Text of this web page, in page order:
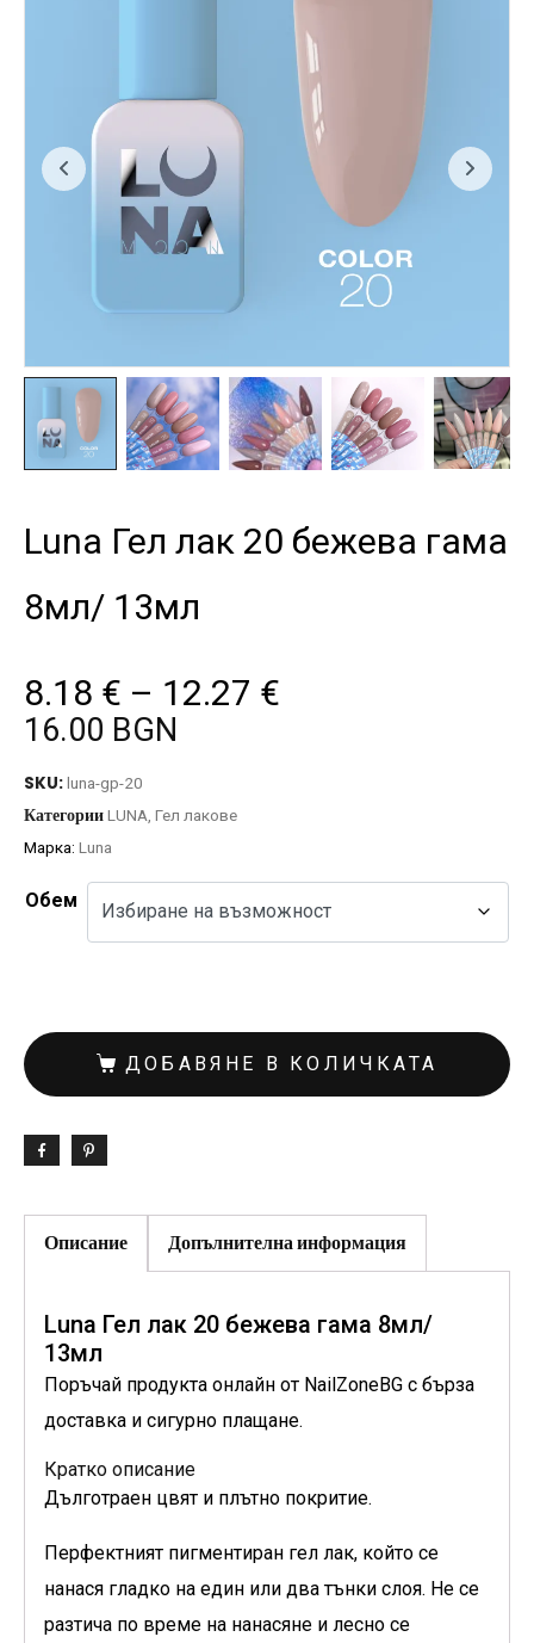
Luna Гел лак 20 бежева гама
8мл/ 13мл
8.18 € – 12.27 €
16.00 BGN
SKU:luna-gp-20
КатегорииLUNA Гел лакове
Марка: Luna
Обем
ДОБАВЯНЕ В КОЛИЧКАТА
Описание Допълнителна информация
Luna Гел лак 20 бежева гама 8мл/
13мл
Поръчай продукта онлайн от NailZoneBG с бърза
доставка и сигурно плащане.
Кратко описание
Дълготраен цвят и плътно покритие.
Перфектният пигментиран гел лак, който се
нанася гладко на един или два тънки слоя. Не се
разтича по време на нанасяне и лесно се